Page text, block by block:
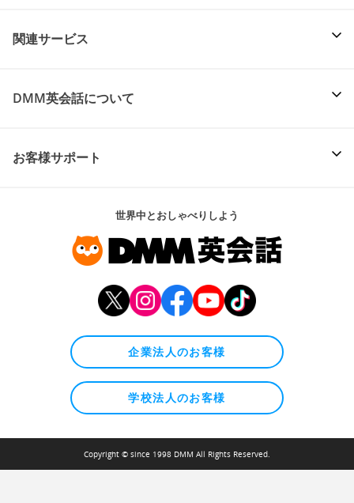
関連サービス
DMM英会話について
お客様サポート
世界中とおしゃべりしよう
企業法人のお客様
学校法人のお客様
Copyright © since 1998 DMM All Rights Reserved.